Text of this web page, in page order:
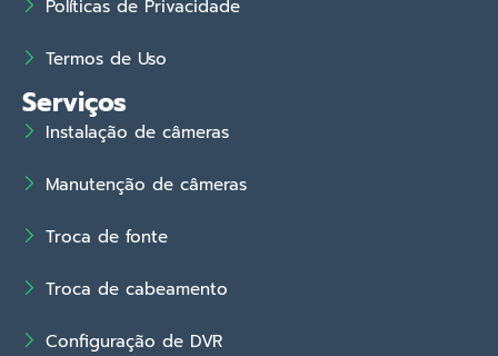
Políticas de Privacidade
Termos de Uso
Serviços
Instalação de câmeras
Manutenção de câmeras
Troca de fonte
Troca de cabeamento
Configuração de DVR